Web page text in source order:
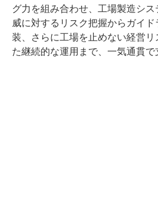
グ力を組み合わせ、工場製造シ
威に対するリスク把握からガイ
装、さらに工場を止めない経営リ
た継続的な運用まで、一気通貫で